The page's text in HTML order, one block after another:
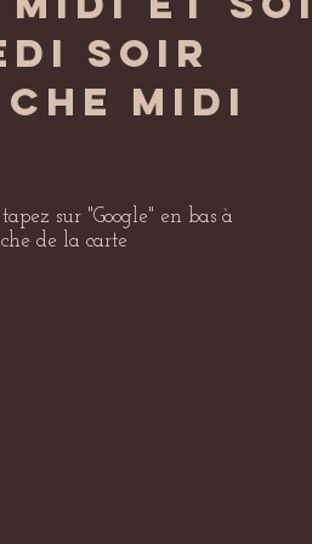
soir
midi
sur "Google" en bas à
de la carte